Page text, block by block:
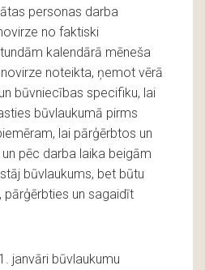
personas darba
no faktiski
kalendārā mēneša
noteikta, ņemot vērā
būvniecības specifiku, lai
būvlaukumā pirms
lai pārģērbtos un
pēc darba laika beigām
būvlaukums, bet būtu
pārģērbties un sagaidīt
janvāri būvlaukumu